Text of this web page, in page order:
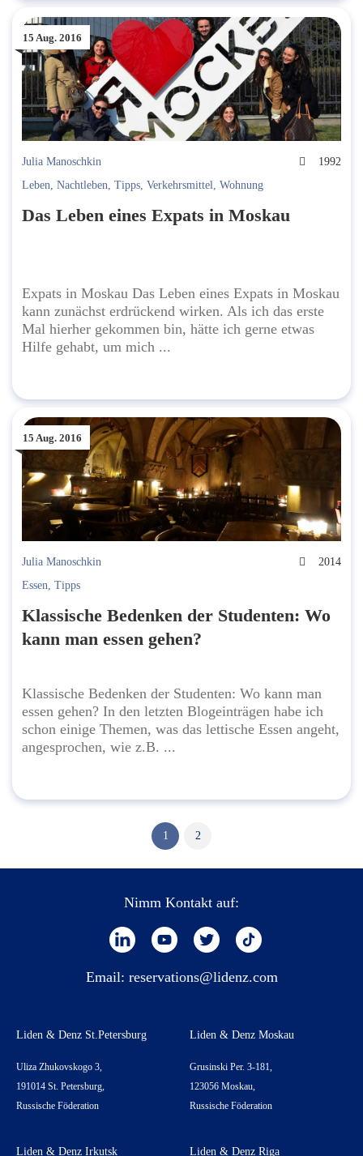
15 Aug. 2016
Julia Manoschkin
1992
Leben, Nachtleben, Tipps, Verkehrsmittel, Wohnung
Das Leben eines Expats in Moskau
Expats in Moskau Das Leben eines Expats in Moskau
kann zunächst erdrückend wirken. Als ich das erste
Mal hierher gekommen bin, hätte ich gerne etwas
Hilfe gehabt, um mich ...
15 Aug. 2016
Julia Manoschkin
2014
Essen, Tipps
Klassische Bedenken der Studenten: Wo
kann man essen gehen?
Klassische Bedenken der Studenten: Wo kann man
essen gehen? In den letzten Blogeinträgen habe ich
schon einige Themen, was das lettische Essen angeht,
angesprochen, wie z.B. ...
1 2
Nimm Kontakt auf:
Email: reservations@lidenz.com
Liden & Denz St.Petersburg
Uliza Zhukovskogo 3,
191014 St. Petersburg,
Russische Föderation
Liden & Denz Moskau
Grusinski Per. 3-181,
123056 Moskau,
Russische Föderation
Liden & Denz Irkutsk Liden & Denz Riga